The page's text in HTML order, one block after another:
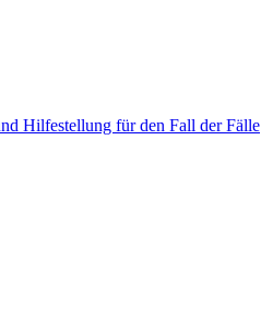
Hilfestellung für den Fall der Fälle